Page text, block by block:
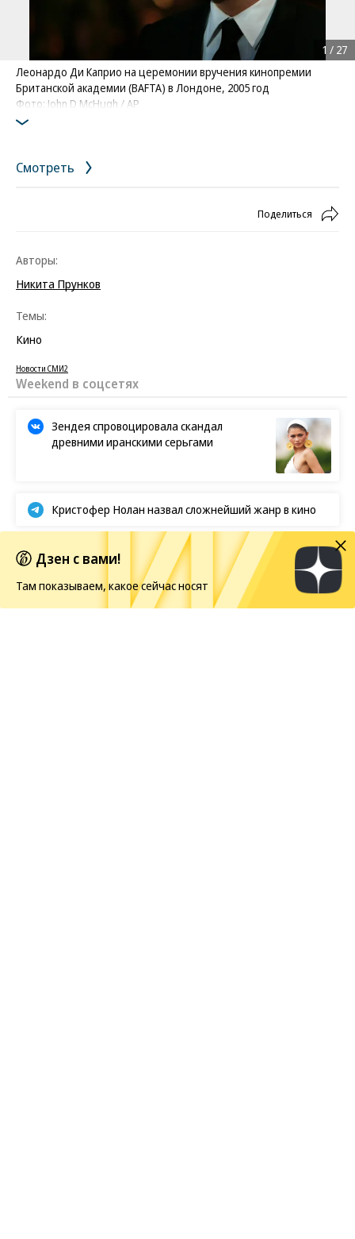
Леонардо Ди Каприо на церемонии вручения кинопремии
Британской академии (BAFTA) в Лондоне, 2005 год
Фото: John D McHugh / AP
1 / 27
Смотреть
Поделиться
Авторы:
Никита Прунков
Темы:
Кино
Новости СМИ2
Weekend в соцсетях
Зендея спровоцировала скандал
древними иранскими серьгами
Кристофер Нолан назвал сложнейший жанр в кино
Первые кадры фильма «Четыре жизни Петра
Европейская засуха в этом году бьет рекорды
Дзен с вами!
Там показываем, какое сейчас носят